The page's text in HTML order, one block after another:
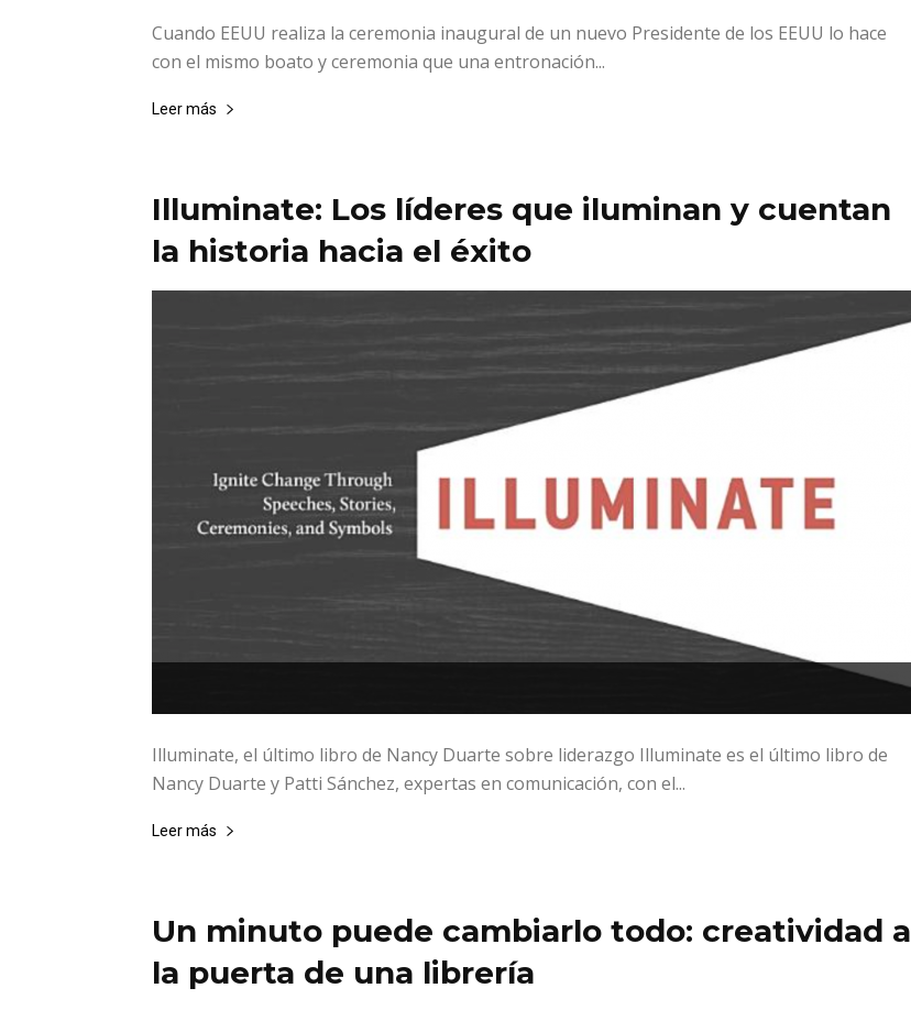
Cuando EEUU realiza la ceremonia inaugural de un nuevo Presidente de los EEUU lo hace
con el mismo boato y ceremonia que una entronación...
Leer más
Illuminate: Los líderes que iluminan y cuentan
la historia hacia el éxito
Illuminate, el último libro de Nancy Duarte sobre liderazgo Illuminate es el último libro de
Nancy Duarte y Patti Sánchez, expertas en comunicación, con el...
Leer más
Un minuto puede cambiarlo todo: creatividad a
la puerta de una librería